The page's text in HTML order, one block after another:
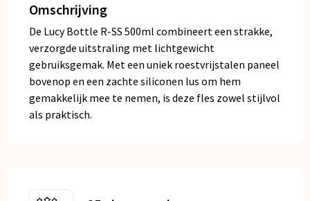
Omschrijving
De Lucy Bottle R-SS 500ml combineert een strakke,
verzorgde uitstraling met lichtgewicht
gebruiksgemak. Met een uniek roestvrijstalen paneel
bovenop en een zachte siliconen lus om hem
gemakkelijk mee te nemen, is deze fles zowel stijlvol
als praktisch.